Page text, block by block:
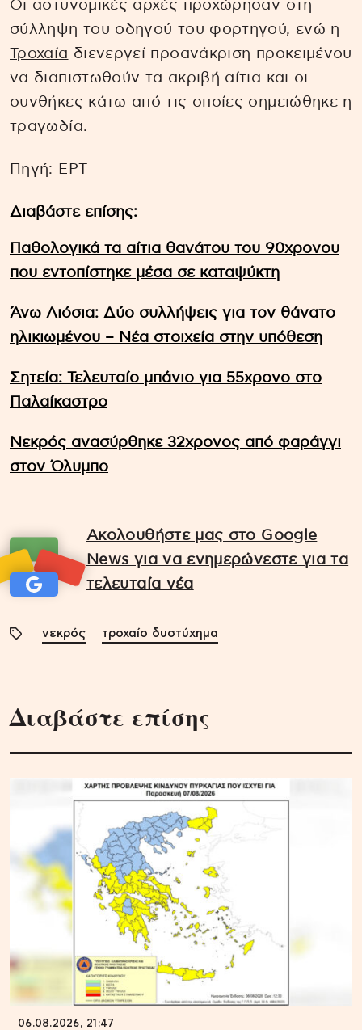
Οι αστυνομικές αρχές προχώρησαν στη
σύλληψη του οδηγού του φορτηγού, ενώ η
Τροχαία διενεργεί προανάκριση προκειμένου
να διαπιστωθούν τα ακριβή αίτια και οι
συνθήκες κάτω από τις οποίες σημειώθηκε η
τραγωδία.
Πηγή: EΡΤ
Διαβάστε επίσης:
Παθολογικά τα αίτια θανάτου του 90χρονου
που εντοπίστηκε μέσα σε καταψύκτη
Άνω Λιόσια: Δύο συλλήψεις για τον θάνατο
ηλικιωμένου – Νέα στοιχεία στην υπόθεση
Σητεία: Τελευταίο μπάνιο για 55χρονο στο
Παλαίκαστρο
Νεκρός ανασύρθηκε 32χρονος από φαράγγι
στον Όλυμπο
Ακολουθήστε μας στο Google
News για να ενημερώνεστε για τα
τελευταία νέα
νεκρός τροχαίο δυστύχημα
Διαβάστε επίσης
06.08.2026, 21:47